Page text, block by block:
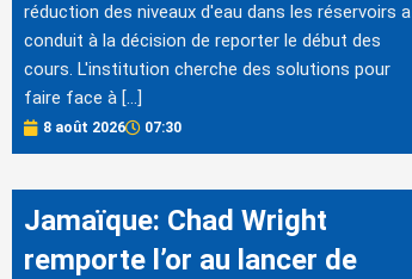
réduction des niveaux d'eau dans les réservoirs a
conduit à la décision de reporter le début des
cours. L'institution cherche des solutions pour
faire face à […]
8 août 2026 07:30
Jamaïque: Chad Wright
remporte l’or au lancer de